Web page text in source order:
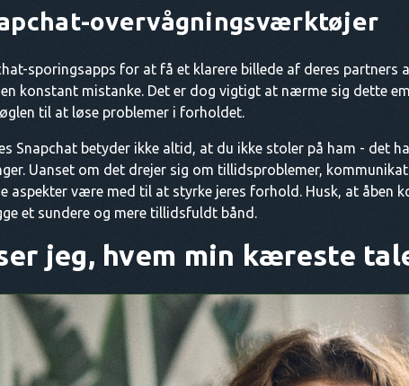
overvågningsværktøjer
sporingsapps for at få et klarere billede af deres
konstant mistanke. Det er dog vigtigt at nærme sig dette
til at løse problemer i forholdet.
Snapchat betyder ikke altid, at du ikke stoler på ham - det
Uanset om det drejer sig om tillidsproblemer,
aspekter være med til at styrke jeres forhold. Husk, at åben
et sundere og mere tillidsfuldt bånd.
jeg, hvem min kæreste